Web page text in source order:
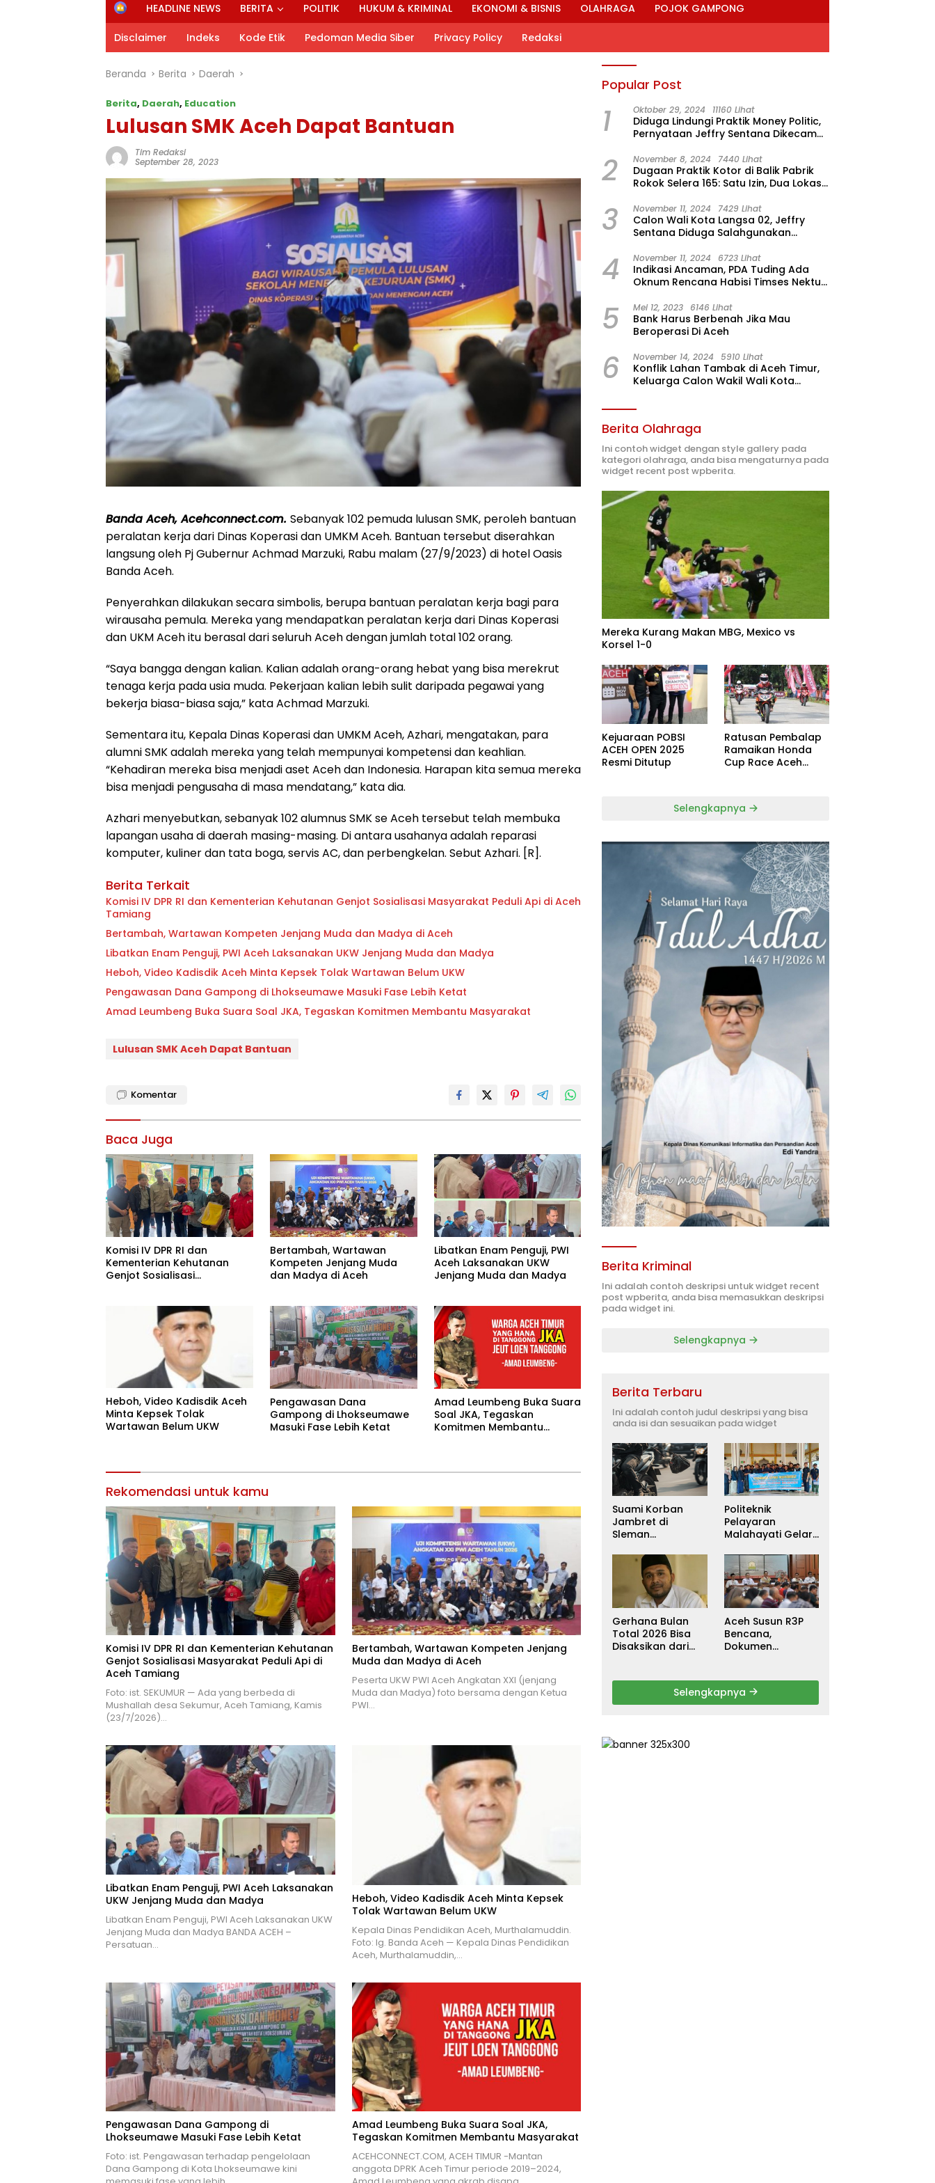
H
o
m
e
HEADLINE NEWS BERITA POLITIK HUKUM & KRIMINAL EKONOMI & BISNIS OLAHRAGA POJOK GAMPONG
Disclaimer Indeks Kode Etik Pedoman Media Siber Privacy Policy Redaksi
Beranda Berita Daerah
Berita, Daerah, Education
Lulusan SMK Aceh Dapat Bantuan
Tim Redaksi
September 28, 2023
Banda Aceh, Acehconnect.com. Sebanyak 102 pemuda lulusan SMK, peroleh bantuan
peralatan kerja dari Dinas Koperasi dan UMKM Aceh. Bantuan tersebut diserahkan
langsung oleh Pj Gubernur Achmad Marzuki, Rabu malam (27/9/2023) di hotel Oasis
Banda Aceh.
Penyerahkan dilakukan secara simbolis, berupa bantuan peralatan kerja bagi para
wirausaha pemula. Mereka yang mendapatkan peralatan kerja dari Dinas Koperasi
dan UKM Aceh itu berasal dari seluruh Aceh dengan jumlah total 102 orang.
“Saya bangga dengan kalian. Kalian adalah orang-orang hebat yang bisa merekrut
tenaga kerja pada usia muda. Pekerjaan kalian lebih sulit daripada pegawai yang
bekerja biasa-biasa saja,” kata Achmad Marzuki.
Sementara itu, Kepala Dinas Koperasi dan UMKM Aceh, Azhari, mengatakan, para
alumni SMK adalah mereka yang telah mempunyai kompetensi dan keahlian.
“Kehadiran mereka bisa menjadi aset Aceh dan Indonesia. Harapan kita semua mereka
bisa menjadi pengusaha di masa mendatang,” kata dia.
Azhari menyebutkan, sebanyak 102 alumnus SMK se Aceh tersebut telah membuka
lapangan usaha di daerah masing-masing. Di antara usahanya adalah reparasi
komputer, kuliner dan tata boga, servis AC, dan perbengkelan. Sebut Azhari. [R].
Berita Terkait
Komisi IV DPR RI dan Kementerian Kehutanan Genjot Sosialisasi Masyarakat Peduli Api di Aceh
Tamiang
Bertambah, Wartawan Kompeten Jenjang Muda dan Madya di Aceh
Libatkan Enam Penguji, PWI Aceh Laksanakan UKW Jenjang Muda dan Madya
Heboh, Video Kadisdik Aceh Minta Kepsek Tolak Wartawan Belum UKW
Pengawasan Dana Gampong di Lhokseumawe Masuki Fase Lebih Ketat
Amad Leumbeng Buka Suara Soal JKA, Tegaskan Komitmen Membantu Masyarakat
Lulusan SMK Aceh Dapat Bantuan
Komentar
Baca Juga
Komisi IV DPR RI dan
Kementerian Kehutanan
Genjot Sosialisasi
Bertambah, Wartawan
Kompeten Jenjang Muda
dan Madya di Aceh
Libatkan Enam Penguji, PWI
Aceh Laksanakan UKW
Jenjang Muda dan Madya
Heboh, Video Kadisdik Aceh
Minta Kepsek Tolak
Wartawan Belum UKW
Pengawasan Dana
Gampong di Lhokseumawe
Masuki Fase Lebih Ketat
Amad Leumbeng Buka Suara
Soal JKA, Tegaskan
Komitmen Membantu
Rekomendasi untuk kamu
Komisi IV DPR RI dan Kementerian Kehutanan
Genjot Sosialisasi Masyarakat Peduli Api di
Aceh Tamiang
Foto: ist. SEKUMUR — Ada yang berbeda di
Mushallah desa Sekumur, Aceh Tamiang, Kamis
(23/7/2026)…
Bertambah, Wartawan Kompeten Jenjang
Muda dan Madya di Aceh
Peserta UKW PWI Aceh Angkatan XXI (jenjang
Muda dan Madya) foto bersama dengan Ketua
PWI…
Libatkan Enam Penguji, PWI Aceh Laksanakan
UKW Jenjang Muda dan Madya
Libatkan Enam Penguji, PWI Aceh Laksanakan UKW
Jenjang Muda dan Madya BANDA ACEH –
Persatuan…
Heboh, Video Kadisdik Aceh Minta Kepsek
Tolak Wartawan Belum UKW
Kepala Dinas Pendidikan Aceh, Murthalamuddin.
Foto: Ig. Banda Aceh — Kepala Dinas Pendidikan
Aceh, Murthalamuddin,…
Pengawasan Dana Gampong di
Lhokseumawe Masuki Fase Lebih Ketat
Foto: ist. Pengawasan terhadap pengelolaan
Dana Gampong di Kota Lhokseumawe kini
Amad Leumbeng Buka Suara Soal JKA,
Tegaskan Komitmen Membantu Masyarakat
ACEHCONNECT.COM, ACEH TIMUR -Mantan
anggota DPRK Aceh Timur periode 2019–2024,
Popular Post
1 Oktober 29, 2024 11160 Lihat
Diduga Lindungi Praktik Money Politic,
Pernyataan Jeffry Sentana Dikecam
2 November 8, 2024 7440 Lihat
Dugaan Praktik Kotor di Balik Pabrik
Rokok Selera 165: Satu Izin, Dua Lokasi
3 November 11, 2024 7429 Lihat
Calon Wali Kota Langsa 02, Jeffry
Sentana Diduga Salahgunakan
4 November 11, 2024 6723 Lihat
Indikasi Ancaman, PDA Tuding Ada
Oknum Rencana Habisi Timses Nektu-
5 Mei 12, 2023 6146 Lihat
Bank Harus Berbenah Jika Mau
Beroperasi Di Aceh
6 November 14, 2024 5910 Lihat
Konflik Lahan Tambak di Aceh Timur,
Keluarga Calon Wakil Wali Kota
Berita Olahraga
Ini contoh widget dengan style gallery pada
kategori olahraga, anda bisa mengaturnya pada
widget recent post wpberita.
Mereka Kurang Makan MBG, Mexico vs
Korsel 1-0
Kejuaraan POBSI
ACEH OPEN 2025
Resmi Ditutup
Ratusan Pembalap
Ramaikan Honda
Cup Race Aceh
Selengkapnya
Berita Kriminal
Ini adalah contoh deskripsi untuk widget recent
post wpberita, anda bisa memasukkan deskripsi
pada widget ini.
Selengkapnya
Berita Terbaru
Ini adalah contoh judul deskripsi yang bisa
anda isi dan sesuaikan pada widget
Suami Korban
Jambret di
Sleman
Sebagai
Tersangka, DPR
Turun Tangan
Cari Keadilan
Politeknik
Pelayaran
Malahayati Gelar
untuk Warga
Terdampak Banjir
di Pidie Jaya
Gerhana Bulan
Total 2026 Bisa
Disaksikan dari
Aceh Susun R3P
Bencana,
Dokumen
Ditarget Rampung
Januari 2026
Selengkapnya